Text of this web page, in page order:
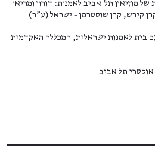
מוזיאון תל-אביב לאמנות: דורון ומריאן
קירש, קרן שוסטרמן – ישראל (ע"ר)
בית לאמנות ישראלית, המכללה האקדמית
אוסטרי תל אביב